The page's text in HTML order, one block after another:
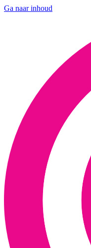
Ga naar inhoud